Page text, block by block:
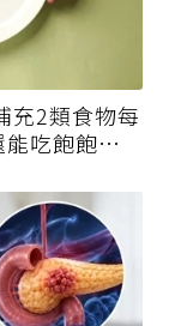
充2類食物每
吃飽飽